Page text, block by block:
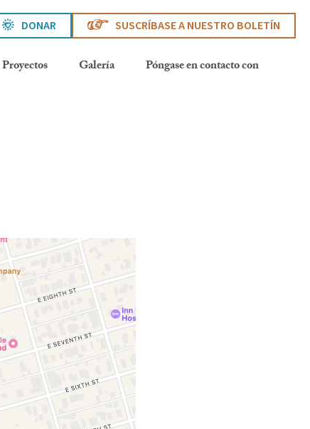
Proyectos Galería Póngase en contacto con
DONAR SUSCRÍBASE A NUESTRO BOLETÍN